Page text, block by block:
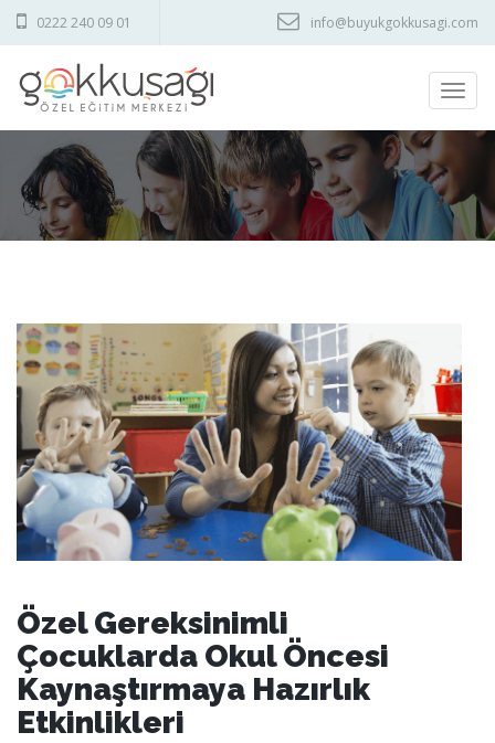
info@buyukgokkusagi.com
0222 240 09 01
Özel Gereksinimli
Çocuklarda Okul Öncesi
Kaynaştırmaya Hazırlık
Etkinlikleri